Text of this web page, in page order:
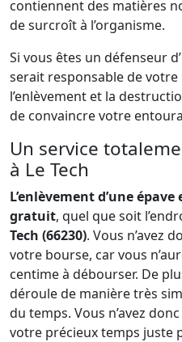
contiennent des matières
de surcroît à l’organisme.
Si vous êtes un défenseur
serait responsable de
l’enlèvement et la
de convaincre votre
Un service
à Le Tech
L’enlèvement d’une
gratuit, quel que soit
Tech (66230). Vous n’avez
votre bourse, car vous
centime à débourser. De
déroule de manière très
du temps. Vous n’avez
votre précieux temps juste